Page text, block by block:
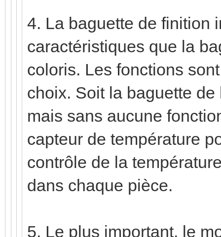
4. La baguette de finition
caractéristiques que la
coloris. Les fonctions
choix. Soit la baguette
mais sans aucune
capteur de température
contrôle de la
dans chaque pièce.
5. Le plus important, le